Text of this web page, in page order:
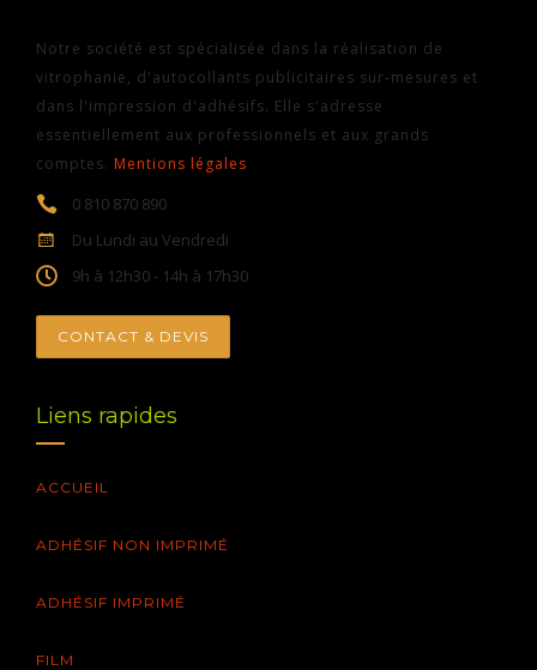
Notre société est spécialisée dans la réalisation de
vitrophanie, d'autocollants publicitaires sur-mesures et
dans l'impression d'adhésifs. Elle s'adresse
essentiellement aux professionnels et aux grands
comptes. Mentions légales
0 810 870 890
Du Lundi au Vendredi
9h à 12h30 - 14h à 17h30
CONTACT & DEVIS
Liens rapides
ACCUEIL
ADHÉSIF NON IMPRIMÉ
ADHÉSIF IMPRIMÉ
FILM